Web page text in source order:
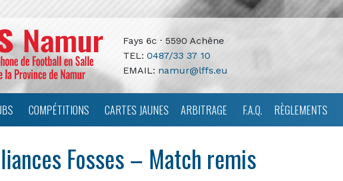
Fays 6c · 5590 Achêne
TEL: 0487/33 37 10
EMAIL: namur@lffs.eu
COMPÉTITIONS CARTES JAUNES ARBITRAGE F.A.Q. RÈGLEMENTS
Fosses – Match remis